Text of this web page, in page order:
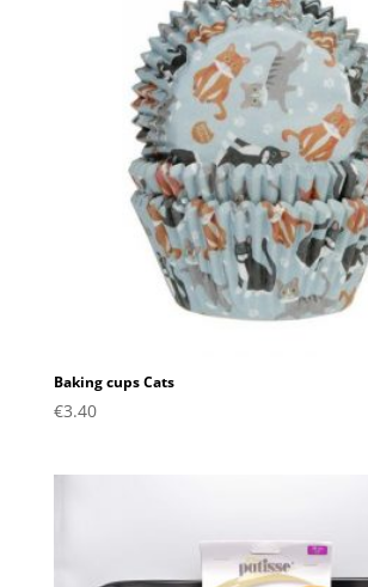
Baking cups Cats
€3.40